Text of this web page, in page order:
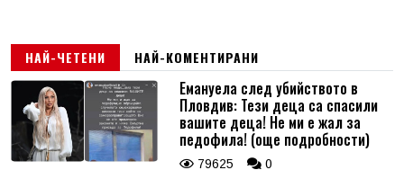
НАЙ-ЧЕТЕНИ НАЙ-КОМЕНТИРАНИ
Емануела след убийството в
Пловдив: Тези деца са спасили
вашите деца! Не ми е жал за
педофила! (още подробности)
79625 0